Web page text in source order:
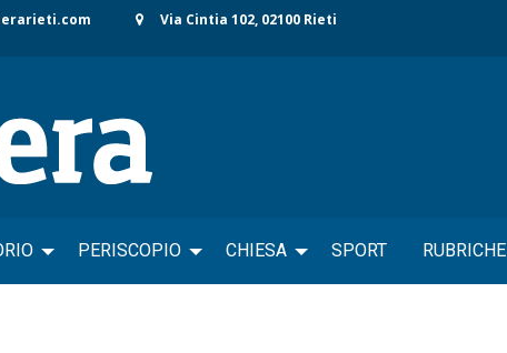
Via Cintia 102, 02100 Rieti
PERISCOPIO CHIESA SPORT RUBRICHE